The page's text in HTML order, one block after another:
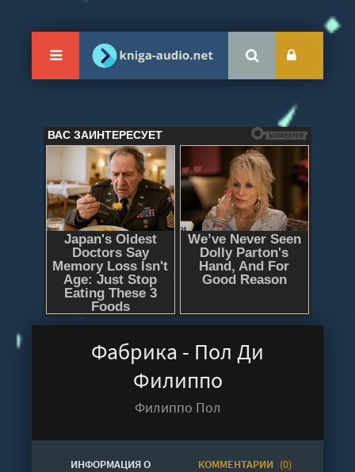
Фабрика - Пол Ди
Филиппо
Филиппо Пол
ИНФОРМАЦИЯ О КОММЕНТАРИИ (0)